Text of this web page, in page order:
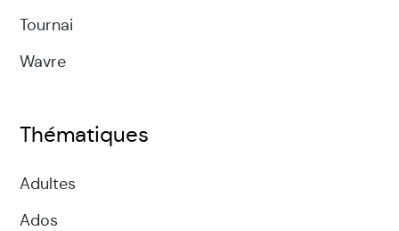
Tournai
Wavre
Thématiques
Adultes
Ados